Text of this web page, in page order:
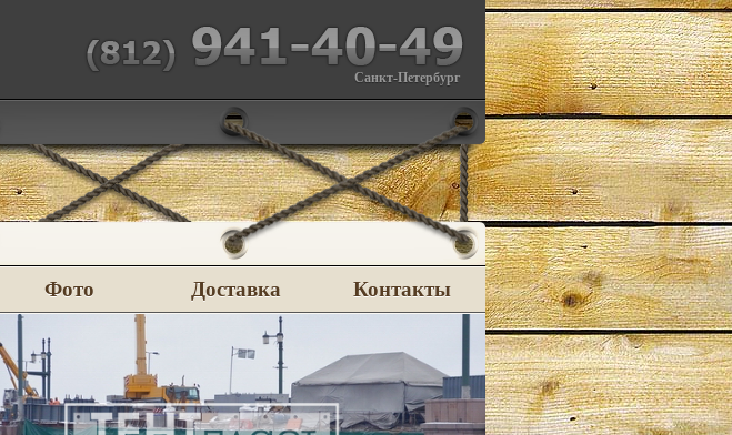
Санкт-Петербург
Фото Доставка Контакты